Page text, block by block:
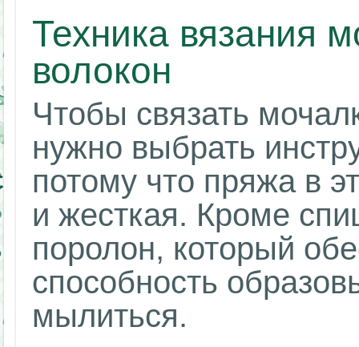
Техника вязания
волокон
Чтобы связать
нужно выбрать
потому что пряжа в
и жесткая. Кроме
поролон, который
способность
мылиться.